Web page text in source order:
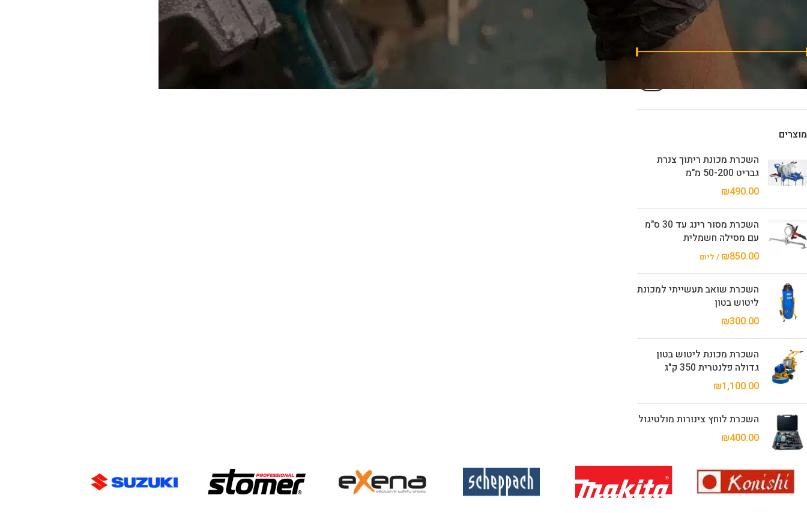
מחיר: ₪54,550
מוצרים
השכרת מכונת ריתוך צנרת
גבריט 50-200 מ"מ
₪490.00
השכרת מסור רינג עד 30 ס"מ
עם מסילה חשמלית
₪850.00 / ליום
השכרת שואב תעשייתי למכונת
ליטוש בטון
₪300.00
השכרת מכונת ליטוש בטון
גדולה פלנטרית 350 ק"ג
₪1,100.00
השכרת לוחץ צינורות מולטיגול
₪400.00